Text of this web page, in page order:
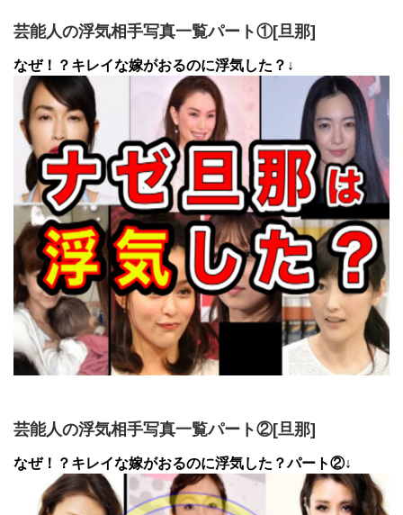
芸能人の浮気相手写真一覧パート①[旦那]
なぜ！？キレイな嫁がおるのに浮気した？↓
芸能人の浮気相手写真一覧パート②[旦那]
なぜ！？キレイな嫁がおるのに浮気した？パート②↓